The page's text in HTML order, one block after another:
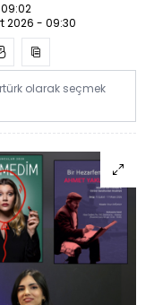
2026 - 09:30
olarak seçmek